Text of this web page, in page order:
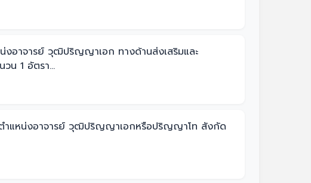
งอาจารย์ วุฒิปริญญาเอก ทางด้านส่งเสริมและ
น 1 อัตรา...
ตำแหน่งอาจารย์ วุฒิปริญญาเอกหรือปริญญาโท สังกัด